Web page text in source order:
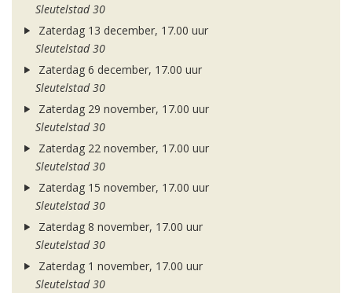
Sleutelstad 30
Zaterdag 13 december, 17.00 uur
Sleutelstad 30
Zaterdag 6 december, 17.00 uur
Sleutelstad 30
Zaterdag 29 november, 17.00 uur
Sleutelstad 30
Zaterdag 22 november, 17.00 uur
Sleutelstad 30
Zaterdag 15 november, 17.00 uur
Sleutelstad 30
Zaterdag 8 november, 17.00 uur
Sleutelstad 30
Zaterdag 1 november, 17.00 uur
Sleutelstad 30